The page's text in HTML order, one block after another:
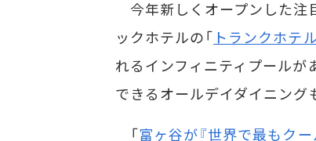
今年新しくオープンした注
ックホテルの「 トランクホテ
れるインフィニティプールが
できるオールデイダイニング
「富ヶ谷が『世界で最もク